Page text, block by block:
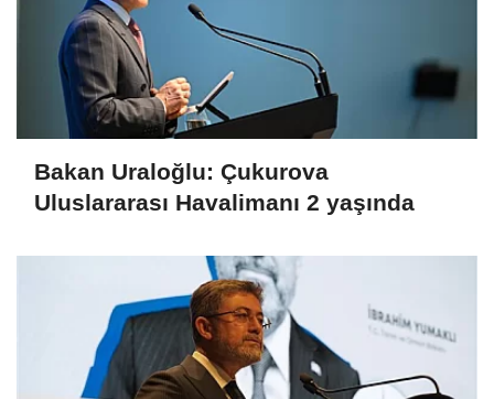
Bakan Uraloğlu: Çukurova
Uluslararası Havalimanı 2 yaşında